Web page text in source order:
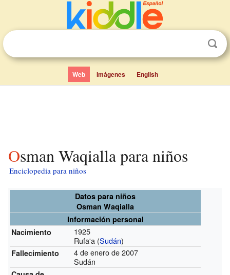
Web Imágenes English
Osman Waqialla para niños
Enciclopedia para niños
Datos para niños
Osman Waqialla
Información personal
Nacimiento
1925
Rufa'a (Sudán)
Fallecimiento
4 de enero de 2007
Sudán